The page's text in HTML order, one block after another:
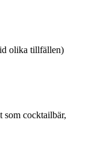
olika tillfällen)
som cocktailbär,